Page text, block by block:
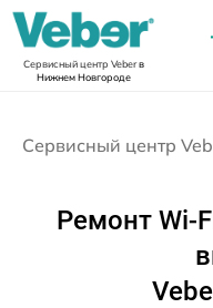
Сервисный центр Veberв
Нижнем Новгороде
Сервисный центр
Ремонт Wi-